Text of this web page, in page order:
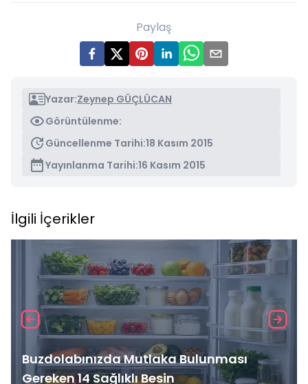
Paylaş
Yazar:Zeynep GÜÇLÜCAN
Görüntülenme:
Güncellenme Tarihi:18 Kasım 2015
Yayınlanma Tarihi:16 Kasım 2015
İlgili İçerikler
Buzdolabınızda Mutlaka Bulunması
Gereken 14 Sağlıklı Besin